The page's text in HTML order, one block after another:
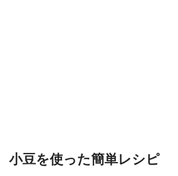
小豆を使った簡単レシピ